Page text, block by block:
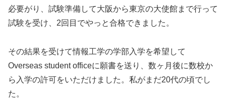
必要がり、試験準備して大阪から東京の大使館まで行って
試験を受け、2回目でやっと合格できました。
その結果を受けて情報工学の学部入学を希望して
Overseas student officeに願書を送り、数ヶ月後に数校か
ら入学の許可をいただけました。私がまだ20代の頃でし
た。